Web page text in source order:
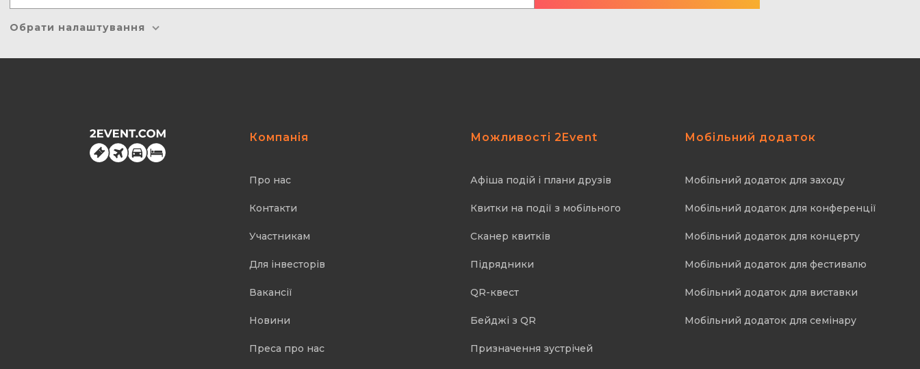
Обрати налаштування
Компанія
Про нас
Контакти
Участникам
Для інвесторів
Вакансії
Новини
Преса про нас
Можливості 2Event
Афіша подій і плани друзів
Квитки на події з мобільного
Cканер квитків
Підрядники
QR-квест
Бейджі з QR
Призначення зустрічей
Мобільний додаток
Мобільний додаток для заходу
Мобільний додаток для конференції
Мобільний додаток для концерту
Мобільний додаток для фестивалю
Мобільний додаток для виставки
Мобільний додаток для семінару